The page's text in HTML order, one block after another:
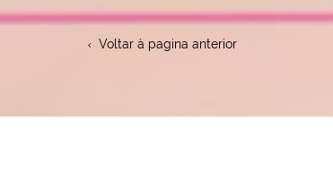
Voltar à pagina anterior